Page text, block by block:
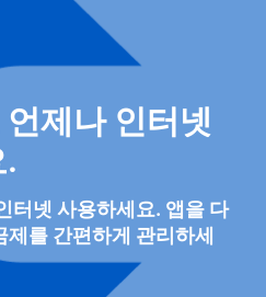
팝업 닫기
eSIM technology.
제나 인터넷
터넷 사용하세요. 앱을 다
를 간편하게 관리하세
입
로 만드세요.